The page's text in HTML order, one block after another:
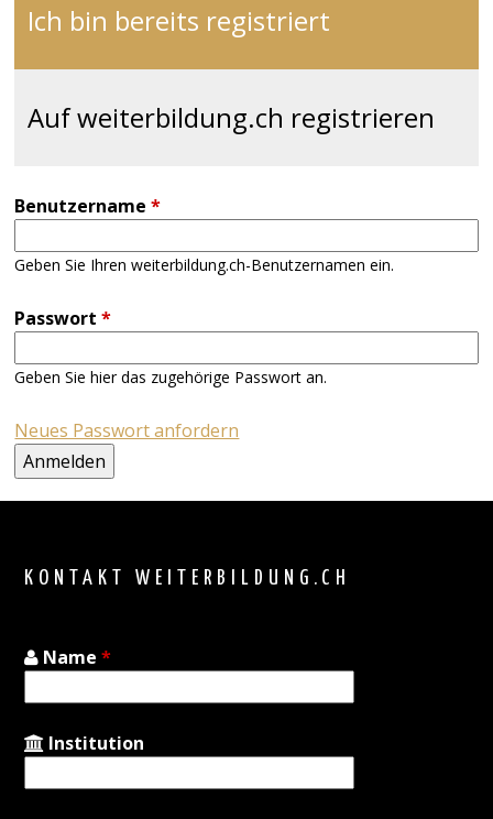
Ich bin bereits registriert
Auf weiterbildung.ch registrieren
Benutzername*
Geben Sie Ihren weiterbildung.ch-Benutzernamen ein.
Passwort*
Geben Sie hier das zugehörige Passwort an.
Neues Passwort anfordern
KONTAKT WEITERBILDUNG.CH
Name*
Institution